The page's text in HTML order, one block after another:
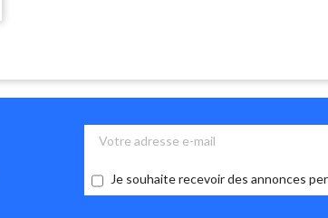
Je souhaite recevoir des annonces